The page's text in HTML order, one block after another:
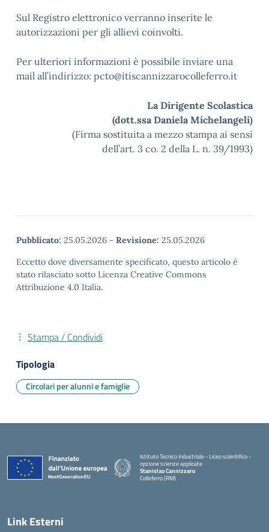
Sul Registro elettronico verranno inserite le
autorizzazioni per gli allievi coinvolti.
Per ulteriori informazioni è possibile inviare una
mail all’indirizzo: pcto@itiscannizzarocolleferro.it
La Dirigente Scolastica
(dott.ssa Daniela Michelangeli)
(Firma sostituita a mezzo stampa ai sensi
dell’art. 3 co. 2 della L. n. 39/1993)
Pubblicato: 25.05.2026 - Revisione: 25.05.2026
Eccetto dove diversamente specificato, questo articolo è
stato rilasciato sotto Licenza Creative Commons
Attribuzione 4.0 Italia.
Stampa / Condividi
Tipologia
Circolari per alunni e famiglie
Istituto Tecnico Industriale - Liceo scientifico -
opzione scienze applicate
Stanislao Cannizzaro
Colleferro (RM)
Link Esterni